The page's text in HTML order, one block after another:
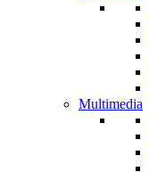
Multimedia